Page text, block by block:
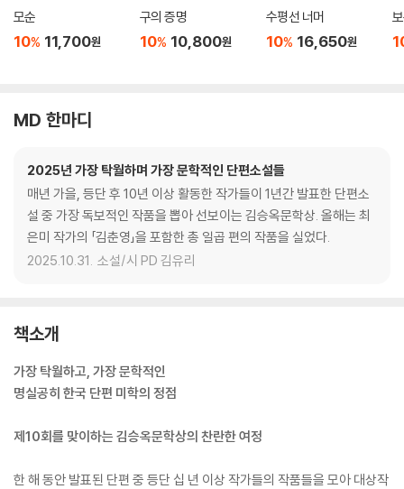
모순
10% 11,700원
구의 증명
10% 10,800원
수평선 너머
10% 16,650원
MD 한마디
2025년 가장 탁월하며 가장 문학적인 단편소설들
매년 가을, 등단 후 10년 이상 활동한 작가들이 1년간 발표한 단편소
설 중 가장 독보적인 작품을 뽑아 선보이는 김승옥문학상. 올해는 최
은미 작가의 「김춘영」을 포함한 총 일곱 편의 작품을 실었다.
2025.10.31. 소설/시 PD 김유리
책소개
가장 탁월하고, 가장 문학적인
명실공히 한국 단편 미학의 정점
제10회를 맞이하는 김승옥문학상의 찬란한 여정
한 해 동안 발표된 단편 중 등단 십 년 이상 작가들의 작품들을 모아 대상작